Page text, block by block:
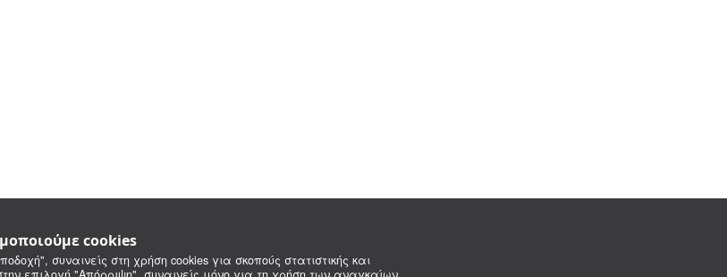
cookies
συναινείς στη χρήση cookies για σκοπούς στατιστικής και